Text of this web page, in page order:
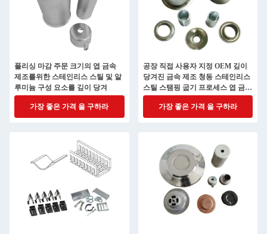
폴리싱 마감 주문 크기의 엽 금속
제조를위한 스테인리스 스틸 및 알
루미늄 구성 요소를 깊이 당겨
가장 좋은 가격 을 구하라
공장 직접 사용자 지정 OEM 깊이
당겨진 금속 제조 청동 스테인리스
스틸 스탬핑 굽기 프로세스 엽 금속
모델 철
가장 좋은 가격 을 구하라